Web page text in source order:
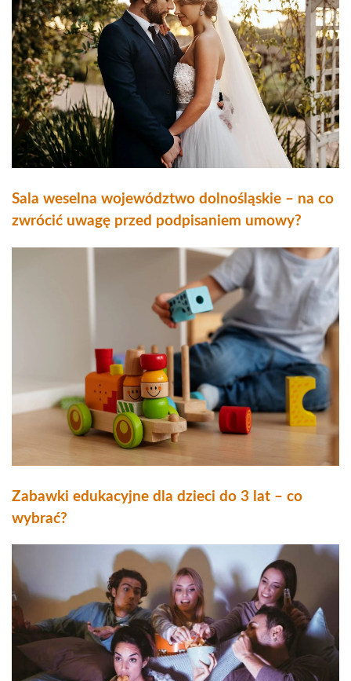
Sala weselna województwo dolnośląskie – na co
zwrócić uwagę przed podpisaniem umowy?
Zabawki edukacyjne dla dzieci do 3 lat – co
wybrać?